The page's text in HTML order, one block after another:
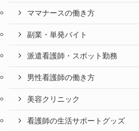
ママナースの働き方
副業・単発バイト
派遣看護師・スポット勤務
男性看護師の働き方
美容クリニック
看護師の生活サポートグッズ